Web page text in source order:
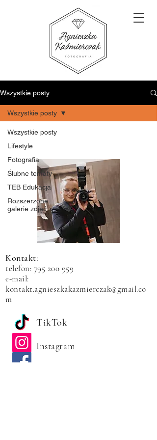
Wszystkie posty
Wszystkie posty
Lifestyle
Fotografia
Ślubne tematy
TEB Edukacja
Rozszerzone
galerie zdjęć
Wszystkie posty
Kontakt:
telefon: 795 200 959
e-mail:
kontakt.agnieszkakazmierczak@gmail.co
m
TikTok
Instagram